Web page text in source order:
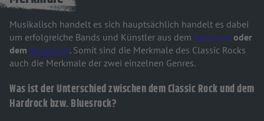
Musikalisch handelt es sich hauptsächlich handelt es dabei
um erfolgreiche Bands und Künstler aus dem Hardrock oder
dem Bluesrock. Somit sind die Merkmale des Classic Rocks
auch die Merkmale der zwei einzelnen Genres.
Was ist der Unterschied zwischen dem Classic Rock und dem
Hardrock bzw. Bluesrock?